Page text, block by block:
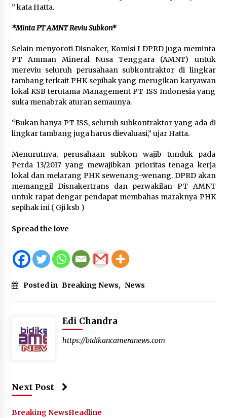
” kata Hatta.
*Minta PT AMNT Reviu Subkon*
Selain menyoroti Disnaker, Komisi I DPRD juga meminta
PT Amman Mineral Nusa Tenggara (AMNT) untuk
mereviu seluruh perusahaan subkontraktor di lingkar
tambang terkait PHK sepihak yang merugikan karyawan
lokal KSB terutama Management PT ISS Indonesia yang
suka menabrak aturan semaunya.
“Bukan hanya PT ISS, seluruh subkontraktor yang ada di
lingkar tambang juga harus dievaluasi,” ujar Hatta.
Menurutnya, perusahaan subkon wajib tunduk pada
Perda 13/2017 yang mewajibkan prioritas tenaga kerja
lokal dan melarang PHK sewenang-wenang. DPRD akan
memanggil Disnakertrans dan perwakilan PT AMNT
untuk rapat dengar pendapat membahas maraknya PHK
sepihak ini ( Gji ksb )
Spread the love
Posted in Breaking News, News
Edi Chandra
https://bidikancameranews.com
Next Post
Breaking NewsHeadline